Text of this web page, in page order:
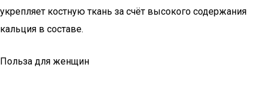
укрепляет костную ткань за счёт высокого содержания
кальция в составе.
Польза для женщин